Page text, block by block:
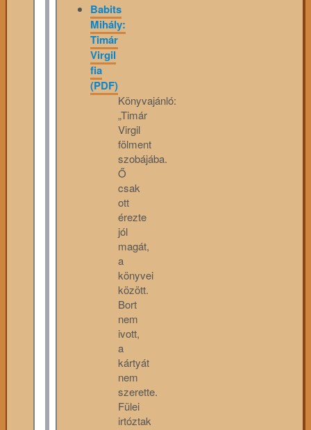
Babits
Mihály:
Timár
Virgil
fia
(PDF)
Könyvajánló:
„Timár
Virgil
fölment
szobájába.
Ő
csak
ott
érezte
jól
magát,
a
könyvei
között.
Bort
nem
ivott,
a
kártyát
nem
szerette.
Fülei
irtóztak